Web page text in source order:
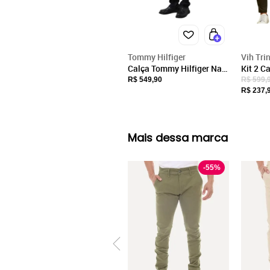
Tommy Hilfiger
Calça Tommy Hilfiger Na
Nos Mercer Rinse
R$ 549,90
Vih
Kit 2 Calças
Sarja
R$
R$
Mais dessa marca
-55%